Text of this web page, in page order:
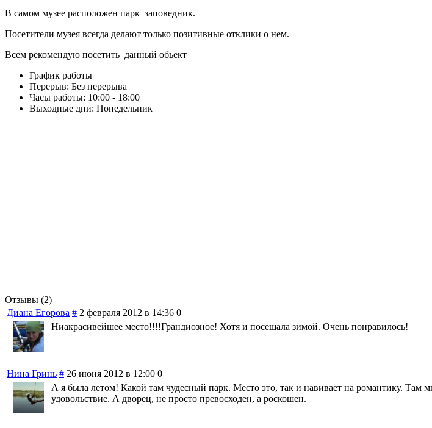
В самом музее расположен парк заповедник.
Посетители музея всегда делают только позитивные отклики о нем.
Всем рекомендую посетить данный обьект
График работы
Перерыв: Без перерыва
Часы работы: 10:00 - 18:00
Выходные дни: Понедельник
Отзывы (2)
Диана Егорова # 2 февраля 2012 в 14:36 0
Ниакрасивейшее место!!!!Грандиозное! Хотя и посещала зимой. Очень понравилось!
Нина Гринь # 26 июня 2012 в 12:00 0
А я была летом! Какой там чудесный парк. Место это, так и навивает на романтику. Там
удовольствие. А дворец, не просто превосходен, а роскошен.